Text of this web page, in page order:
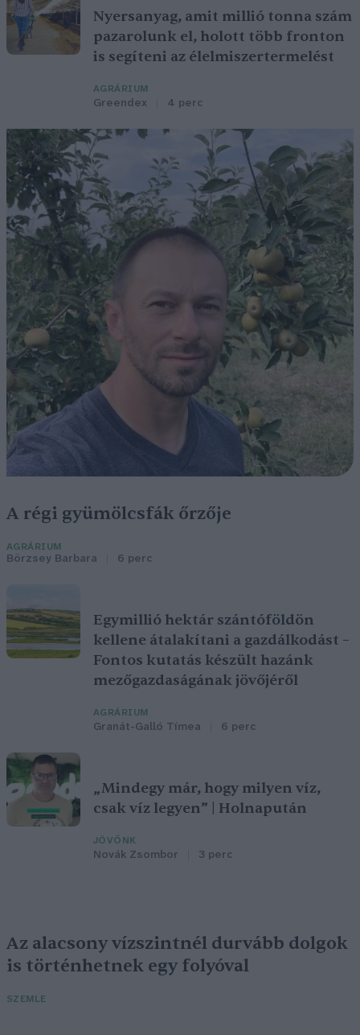
Nyersanyag, amit millió tonna szám
pazarolunk el, holott több fronton
is segíteni az élelmiszertermelést
AGRÁRIUM
Greendex 4 perc
A régi gyümölcsfák őrzője
AGRÁRIUM
Börzsey Barbara 6 perc
Egymillió hektár szántóföldön
kellene átalakítani a gazdálkodást –
Fontos kutatás készült hazánk
mezőgazdaságának jövőjéről
AGRÁRIUM
Granát-Galló Tímea 6 perc
„Mindegy már, hogy milyen víz,
csak víz legyen” | Holnapután
JÖVŐNK
Novák Zsombor 3 perc
Az alacsony vízszintnél durvább dolgok
is történhetnek egy folyóval
SZEMLE